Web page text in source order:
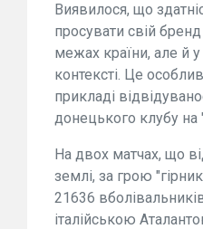
Виявилося, що
просувати свій
межах країни, але й
контексті. Це
прикладі
донецького клубу
На двох матчах, що
землі, за грою
21636
італійською